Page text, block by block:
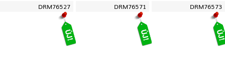
DRM76527 DRM76571 DRM76573